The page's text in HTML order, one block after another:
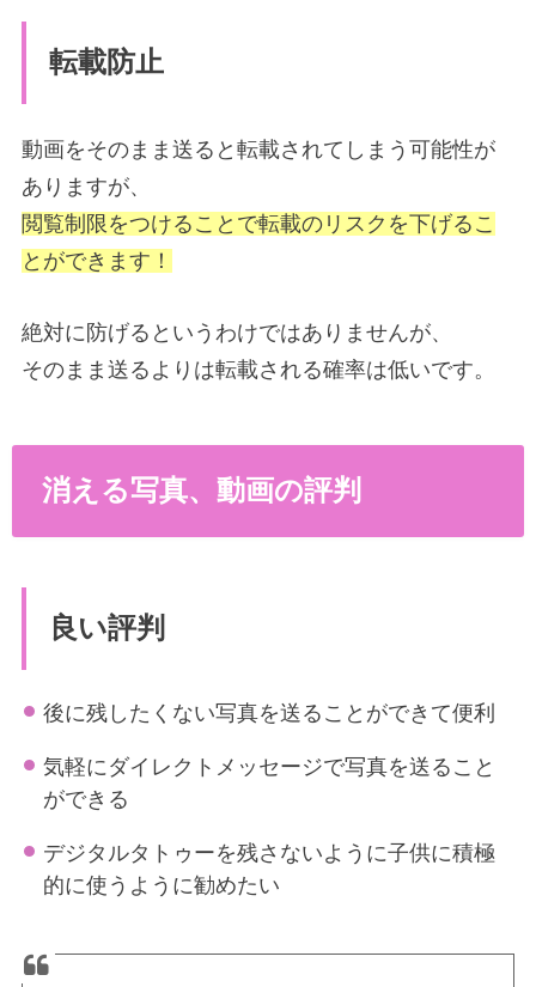
転載防止
動画をそのまま送ると転載されてしまう可能性が
ありますが、
閲覧制限をつけることで転載のリスクを下げるこ
とができます！
絶対に防げるというわけではありませんが、
そのまま送るよりは転載される確率は低いです。
消える写真、動画の評判
良い評判
後に残したくない写真を送ることができて便利
気軽にダイレクトメッセージで写真を送ること
ができる
デジタルタトゥーを残さないように子供に積極
的に使うように勧めたい